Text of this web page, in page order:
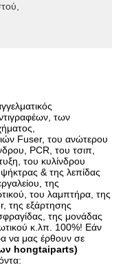
των
Fuser, του ανώτερου
PCR, του τσιπ,
του κυλίνδρου
& της λεπίδας
της
του λαμπτήρα, της
της εξάρτησης
της μονάδας
κ.λπ. 100%! Εάν
να μας έρθουν σε
hongtaiparts)